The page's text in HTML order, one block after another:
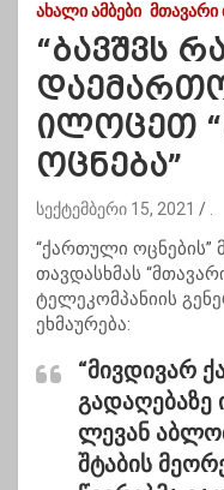
ᲐᲮᲐᲚᲘ ᲐᲛᲑᲔᲑᲘ ᲛᲗᲐᲕᲐᲠᲘ
“ბავშვს
ილოცეთ
ოცნება”
სექტემბერი 15, 2021
“ქართული ოცნების”
თავდასხმას
ტელეკომპანიის
ეხმაურება:
“მივდივარ
გადაღებაზე
ლევან
შტაბის